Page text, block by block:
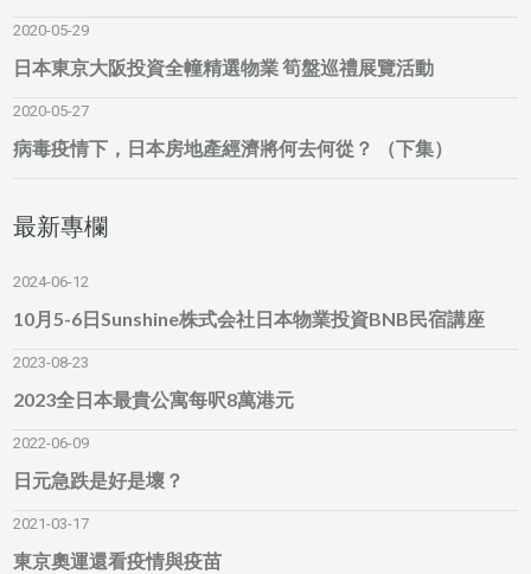
2020-05-29
日本東京大阪投資全幢精選物業 筍盤巡禮展覽活動
2020-05-27
病毒疫情下，日本房地產經濟將何去何從？ （下集）
最新專欄
2024-06-12
10月5-6日Sunshine株式会社日本物業投資BNB民宿講座
2023-08-23
2023全日本最貴公寓每呎8萬港元
2022-06-09
日元急跌是好是壞？
2021-03-17
東京奧運還看疫情與疫苗